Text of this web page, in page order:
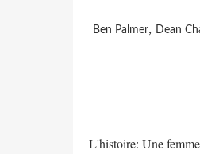
Ben Palmer, Dean
L'histoire: Une